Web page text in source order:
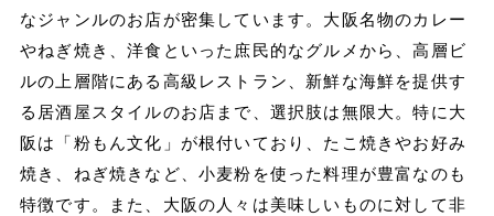
なジャンルのお店が密集しています。大阪名物のカレー
やねぎ焼き、洋食といった庶民的なグルメから、高層ビ
ルの上層階にある高級レストラン、新鮮な海鮮を提供す
る居酒屋スタイルのお店まで、選択肢は無限大。特に大
阪は「粉もん文化」が根付いており、たこ焼きやお好み
焼き、ねぎ焼きなど、小麦粉を使った料理が豊富なのも
特徴です。また、大阪の人々は美味しいものに対して非